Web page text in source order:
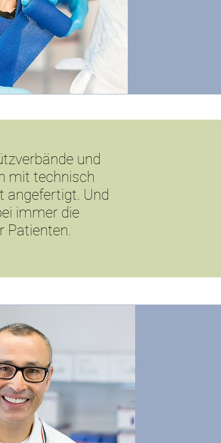
und
mit technisch
angefertigt. Und
immer die
Patienten.